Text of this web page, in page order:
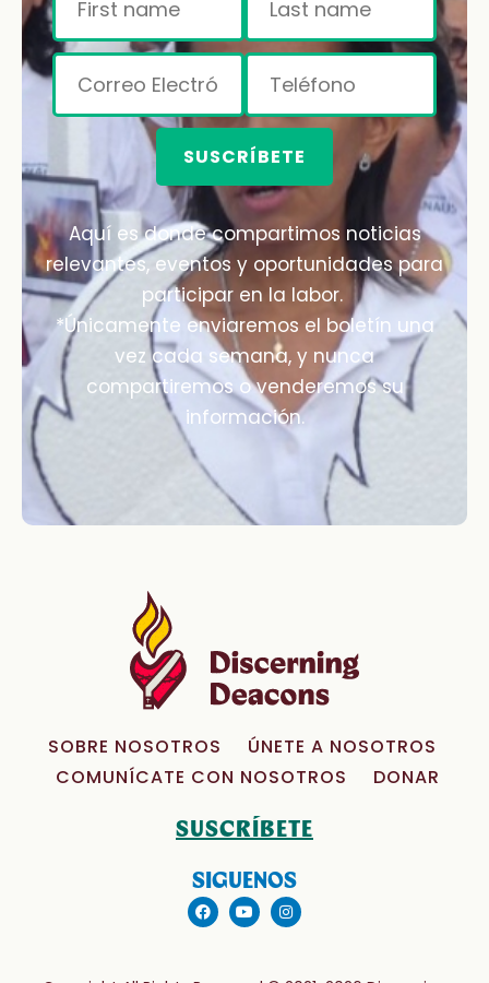
SUSCRÍBETE
Aquí es donde compartimos noticias
relevantes, eventos y oportunidades para
participar en la labor.
*Únicamente enviaremos el boletín una
vez cada semana, y nunca
compartiremos o venderemos su
información.
SOBRE NOSOTROS
ÚNETE A NOSOTROS
COMUNÍCATE CON NOSOTROS
DONAR
SUSCRÍBETE
SIGUENOS